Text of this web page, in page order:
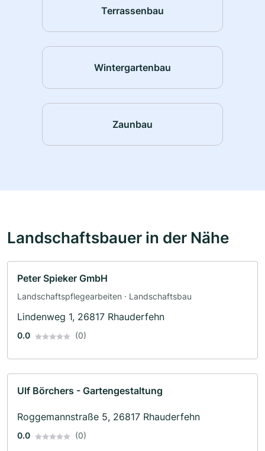
Terrassenbau
Wintergartenbau
Zaunbau
Landschaftsbauer in der Nähe
Peter Spieker GmbH
Landschaftspflegearbeiten · Landschaftsbau
Lindenweg 1, 26817 Rhauderfehn
0.0 (0)
Ulf Börchers - Gartengestaltung
Roggemannstraße 5, 26817 Rhauderfehn
0.0 (0)